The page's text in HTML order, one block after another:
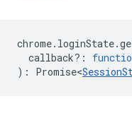
chrome. loginState.
callback? :
) : Promise<